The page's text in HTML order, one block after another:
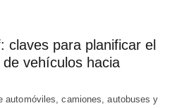
claves para planificar el
vehículos hacia
automóviles, camiones, autobuses y